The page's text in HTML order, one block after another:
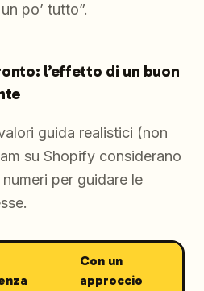
po’ tutto”.
l’effetto di un buon
guida realistici (non
su Shopify considerano
per guidare le
Con un
approccio